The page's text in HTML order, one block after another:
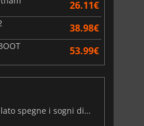
26.11€
38.98€
53.99€
Steam Frame: il prezzo trapelato spegne i sogni di un VR economico